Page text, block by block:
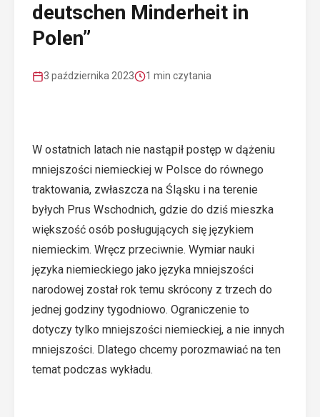
deutschen Minderheit in
Polen”
3 października 2023 1 min czytania
W ostatnich latach nie nastąpił postęp w dążeniu
mniejszości niemieckiej w Polsce do równego
traktowania, zwłaszcza na Śląsku i na terenie
byłych Prus Wschodnich, gdzie do dziś mieszka
większość osób posługujących się językiem
niemieckim. Wręcz przeciwnie. Wymiar nauki
języka niemieckiego jako języka mniejszości
narodowej został rok temu skrócony z trzech do
jednej godziny tygodniowo. Ograniczenie to
dotyczy tylko mniejszości niemieckiej, a nie innych
mniejszości. Dlatego chcemy porozmawiać na ten
temat podczas wykładu.